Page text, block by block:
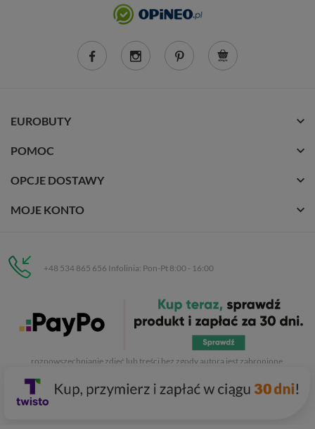
EUROBUTY
POMOC
OPCJE DOSTAWY
MOJE KONTO
+48 534 865 656 Infolinia: Pon-Pt 8:00 - 16:00
C.H. Respan, Rejtana 53a/250
35-326 Rzeszów
. Kopiowanie, przetwarzanie,
rozpowszechnianie zdjęć lub treści bez zgody autora jest zabronione.